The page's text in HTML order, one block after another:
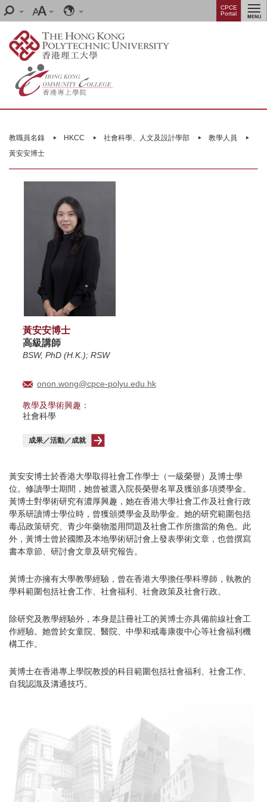
Skip
to
content
Search
Font
size
Language
CPCE
Portal
Menu
start教職員名錄 HKCC 社會科學、人文及設計學部
教學人員
黃安安博士
黃安安博士
高級講師
BSW, PhD (H.K.); RSW
onon.wong@cpce-polyu.edu.hk
教學及學術興趣：
社會科學
成果／活動／成就
黃安安博士於香港大學取得社會工作學士（一級榮譽）及博士學
位。修讀學士期間，她曾被選入院長榮譽名單及獲頒多項奬學金。
黃博士對學術研究有濃厚興趣，她在香港大學社會工作及社會行政
學系研讀博士學位時，曾獲頒奬學金及助學金。她的研究範圍包括
毒品政策研究、青少年藥物濫用問題及社會工作所擔當的角色。此
外，黃博士曾於國際及本地學術研討會上發表學術文章，也曾撰寫
書本章節、研討會文章及研究報告。
黃博士亦擁有大學教學經驗，曾在香港大學擔任學科導師，執教的
學科範圍包括社會工作、社會福利、社會政策及社會行政。
除研究及教學經驗外，本身是註冊社工的黃博士亦具備前線社會工
作經驗。她曾於女童院、醫院、中學和戒毒康復中心等社會福利機
構工作。
黃博士在香港專上學院教授的科目範圍包括社會福利、社會工作、
自我認識及溝通技巧。